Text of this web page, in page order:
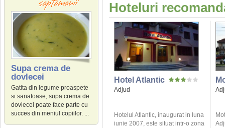
Supa crema de
dovlecei
Gatita din legume proaspete
si sanatoase, supa crema de
dovlecei poate face parte cu
succes din meniul copiilor. ...
Hoteluri
Hotel Atlantic
Adjud
Hotelul Atlantic, inaugurat in luna
iunie 2007, este situat intr-o zona